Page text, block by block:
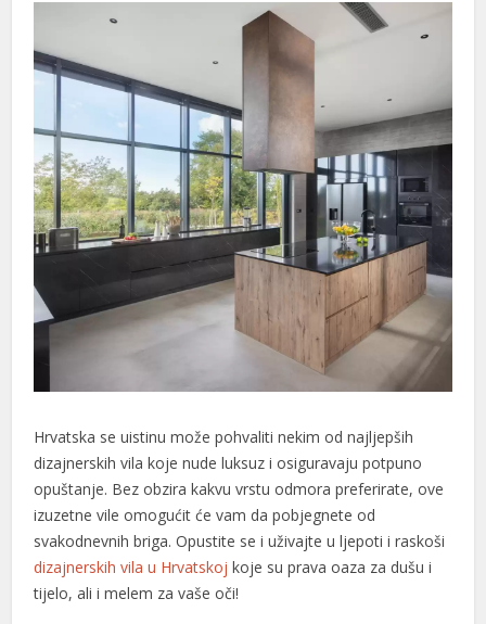
20 mg fiyat
escort
bonusu
bonusu
Hrvatska se uistinu može pohvaliti nekim od najljepših
dizajnerskih vila koje nude luksuz i osiguravaju potpuno
opuštanje. Bez obzira kakvu vrstu odmora preferirate, ove
izuzetne vile omogućit će vam da pobjegnete od
svakodnevnih briga. Opustite se i uživajte u ljepoti i raskoši
dizajnerskih vila u Hrvatskoj koje su prava oaza za dušu i
tijelo, ali i melem za vaše oči!